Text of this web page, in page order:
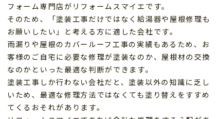
フォーム専門店がリフォームスマイエです。
そのため、「塗装工事だけではなく給湯器や屋根修理も
お願いしたい」と考える方に適した会社です。
雨漏りや屋根のカバールーフ工事の実績もあるため、お
客様のご自宅に必要な修理が塗装なのか、屋根材の交換
なのかといった最適な判断ができます。
塗装工事しか行わない会社だと、塗装以外の知識に乏し
いため、最適な修理方法ではなくても塗り替えをすすめ
てくるおそれがあります。